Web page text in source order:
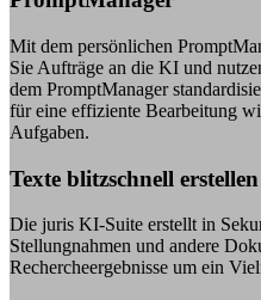
Mit dem persönlichen
Sie Aufträge an die KI und
dem PromptManager
für eine effiziente Bearbeitung
Aufgaben.
Texte blitzschnell erstellen
Die juris KI-Suite erstellt in
Stellungnahmen und andere
Rechercheergebnisse um ein